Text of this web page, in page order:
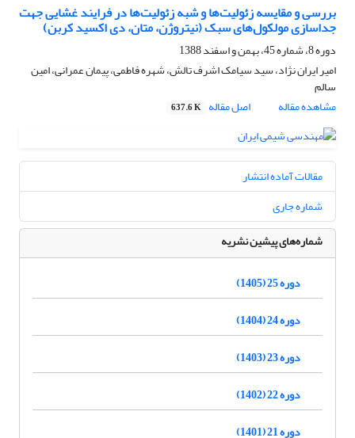
بررسی و مقایسه زئولیت‌ها و شبه زئولیت‌ها در فرایند غشایی جهت
جداسازی مولکول‌های سبک (نیتروژن، متان، دی اکسید کربن)
دوره 8، شماره 45، بهمن و اسفند 1388
امیر ایران نژاد، سید سیامک اشرف تالش، شهره فاطمی، پیمان عمرانی، امین
سالم
مشاهده مقاله
اصل مقاله 637.6 K
مقالات آماده انتشار
شماره جاری
شماره‌های پیشین نشریه
دوره 25 (1405)
دوره 24 (1404)
دوره 23 (1403)
دوره 22 (1402)
دوره 21 (1401)